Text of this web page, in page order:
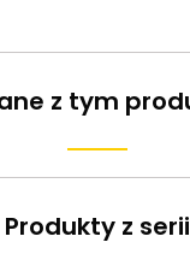
z tym
Produkty z serii